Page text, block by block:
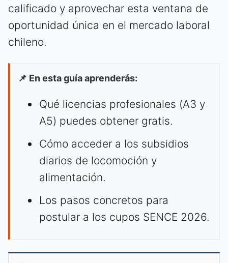
calificado y aprovechar esta ventana de
oportunidad única en el mercado laboral
chileno.
📌 En esta guía aprenderás:
Qué licencias profesionales (A3 y
A5) puedes obtener gratis.
Cómo acceder a los subsidios
diarios de locomoción y
alimentación.
Los pasos concretos para
postular a los cupos SENCE 2026.